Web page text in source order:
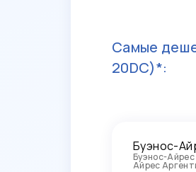
Самые
20DC)*:
Буэнос-
Буэнос-
Айрес